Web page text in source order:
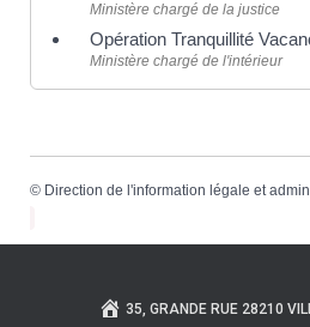
Ministère chargé de la justice
Opération Tranquillité
Ministère chargé de l'intérieur
© Direction de l'information légale et
35, GRANDE RUE 28210